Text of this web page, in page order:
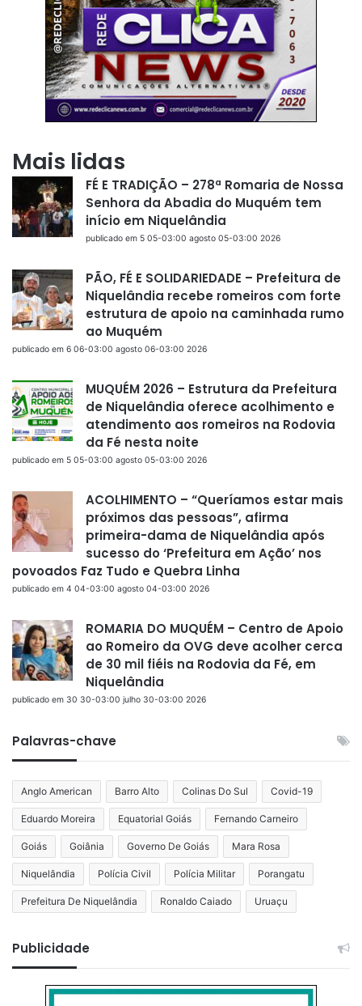
Mais lidas
FÉ E TRADIÇÃO – 278ª Romaria de Nossa
Senhora da Abadia do Muquém tem
início em Niquelândia
publicado em 5 05-03:00 agosto 05-03:00 2026
PÃO, FÉ E SOLIDARIEDADE – Prefeitura de
Niquelândia recebe romeiros com forte
estrutura de apoio na caminhada rumo
ao Muquém
publicado em 6 06-03:00 agosto 06-03:00 2026
MUQUÉM 2026 – Estrutura da Prefeitura
de Niquelândia oferece acolhimento e
atendimento aos romeiros na Rodovia
da Fé nesta noite
publicado em 5 05-03:00 agosto 05-03:00 2026
ACOLHIMENTO – “Queríamos estar mais
próximos das pessoas”, afirma
primeira-dama de Niquelândia após
sucesso do ‘Prefeitura em Ação’ nos
povoados Faz Tudo e Quebra Linha
publicado em 4 04-03:00 agosto 04-03:00 2026
ROMARIA DO MUQUÉM – Centro de Apoio
ao Romeiro da OVG deve acolher cerca
de 30 mil fiéis na Rodovia da Fé, em
Niquelândia
publicado em 30 30-03:00 julho 30-03:00 2026
Palavras-chave
Anglo American Barro Alto Colinas Do Sul Covid-19
Eduardo Moreira Equatorial Goiás Fernando Carneiro
Goiás Goiânia Governo De Goiás Mara Rosa
Niquelândia Polícia Civil Polícia Militar Porangatu
Prefeitura De Niquelândia Ronaldo Caiado Uruaçu
Publicidade